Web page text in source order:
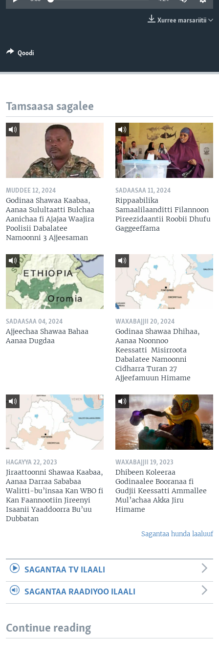
Xurree marsariitii
Qoodi
Tamsaasa sagalee
MUDDEE 12, 2024
Godinaa Shawaa Kaabaa,
Aanaa Sulultaatti Bulchaa
Aanichaa fi Ajajaa Waajira
Poolisii Dabalatee
Namoonni 3 Ajjeesaman
SADAASAA 11, 2024
Rippaabilika
Samaalilaanditti Filannoon
Pireezidaantii Roobii Dhufu
Gaggeeffama
SADAASAA 04, 2024
Ajjeechaa Shawaa Bahaa
Aanaa Dugdaa
WAXABAJJII 20, 2024
Godinaa Shawaa Dhihaa,
Aanaa Noonnoo
Keessatti Misirroota
Dabalatee Namoonni
Cidharra Turan 27
Ajjeefamuun Himame
HAGAYYA 22, 2023
Jiraattoonni Shawaa Kaabaa,
Aanaa Darraa Sababaa
Walitti-bu’insaa Kan WBO fi
Kan Faannootiin Jireenyi
Isaanii Yaaddoorra Bu’uu
Dubbatan
WAXABAJJII 19, 2023
Dhibeen Koleeraa
Godinaalee Booranaa fi
Gudjii Keessatti Ammallee
Mul’achaa Akka Jiru
Himame
Sagantaa hunda laaluuf
SAGANTAA TV ILAALI
SAGANTAA RAADIYOO ILAALI
Continue reading